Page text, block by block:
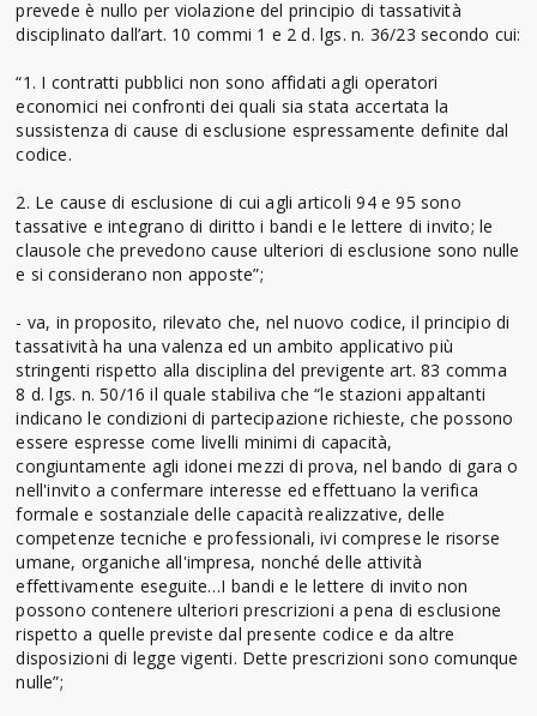
prevede è nullo per violazione del principio di tassatività
disciplinato dall’art. 10 commi 1 e 2 d. lgs. n. 36/23 secondo cui:
“1. I contratti pubblici non sono affidati agli operatori
economici nei confronti dei quali sia stata accertata la
sussistenza di cause di esclusione espressamente definite dal
codice.
2. Le cause di esclusione di cui agli articoli 94 e 95 sono
tassative e integrano di diritto i bandi e le lettere di invito; le
clausole che prevedono cause ulteriori di esclusione sono nulle
e si considerano non apposte”;
- va, in proposito, rilevato che, nel nuovo codice, il principio di
tassatività ha una valenza ed un ambito applicativo più
stringenti rispetto alla disciplina del previgente art. 83 comma
8 d. lgs. n. 50/16 il quale stabiliva che “le stazioni appaltanti
indicano le condizioni di partecipazione richieste, che possono
essere espresse come livelli minimi di capacità,
congiuntamente agli idonei mezzi di prova, nel bando di gara o
nell'invito a confermare interesse ed effettuano la verifica
formale e sostanziale delle capacità realizzative, delle
competenze tecniche e professionali, ivi comprese le risorse
umane, organiche all'impresa, nonché delle attività
effettivamente eseguite…I bandi e le lettere di invito non
possono contenere ulteriori prescrizioni a pena di esclusione
rispetto a quelle previste dal presente codice e da altre
disposizioni di legge vigenti. Dette prescrizioni sono comunque
nulle”;